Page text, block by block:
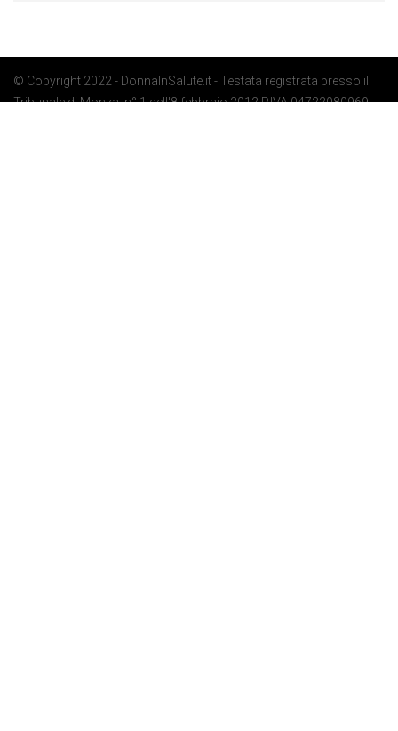
© Copyright 2022 - DonnaInSalute.it - Testata registrata presso il
Tribunale di Monza: n° 1 dell'8 febbraio 2012 P.IVA 04722080969 -